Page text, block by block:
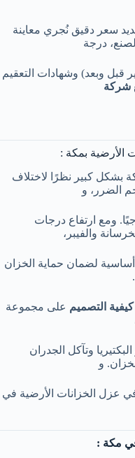
سعر دقيق نُجري معاينة
درجة
قبل وبعد) وشهادات التعقيم
شركة
الأرضية بمكة :
بشكل كبير نظرًا لاختلاف
الضرر، و
ومع ارتفاع درجات
والفيبر،
أساسية لضمان حماية الخزان
التصميم على مجموعة
وتآكل الجدران
و
في عزل الخزانات الأرضية في
في مكة :